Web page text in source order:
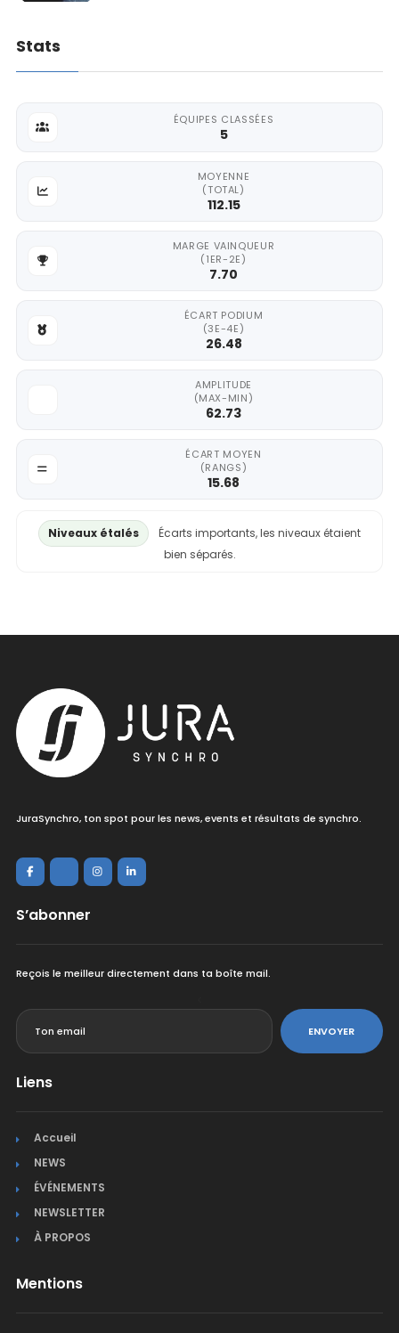
Stats
ÉQUIPES CLASSÉES
5
MOYENNE
(TOTAL)
112.15
MARGE VAINQUEUR
(1ER-2E)
7.70
ÉCART PODIUM
(3E-4E)
26.48
AMPLITUDE
(MAX-MIN)
62.73
ÉCART MOYEN
(RANGS)
15.68
Niveaux étalés
Écarts importants, les niveaux étaient
bien séparés.
JuraSynchro, ton spot pour les news, events et résultats de synchro.
S’abonner
Reçois le meilleur directement dans ta boîte mail.
ENVOYER
Liens
Accueil
NEWS
ÉVÉNEMENTS
NEWSLETTER
À PROPOS
Mentions